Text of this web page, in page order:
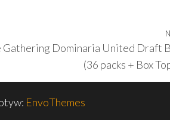
Gathering Dominaria United Draft
(36 packs + Box
EnvoThemes